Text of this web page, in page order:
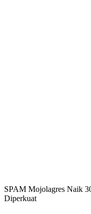
SPAM Mojolagres Naik
Diperkuat